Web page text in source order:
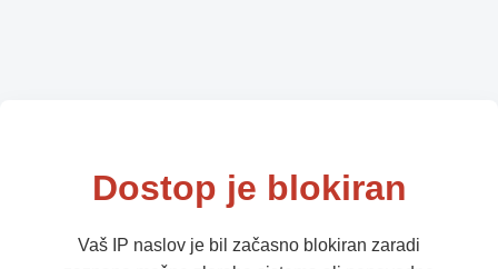
Dostop je blokiran
Vaš IP naslov je bil začasno blokiran zaradi